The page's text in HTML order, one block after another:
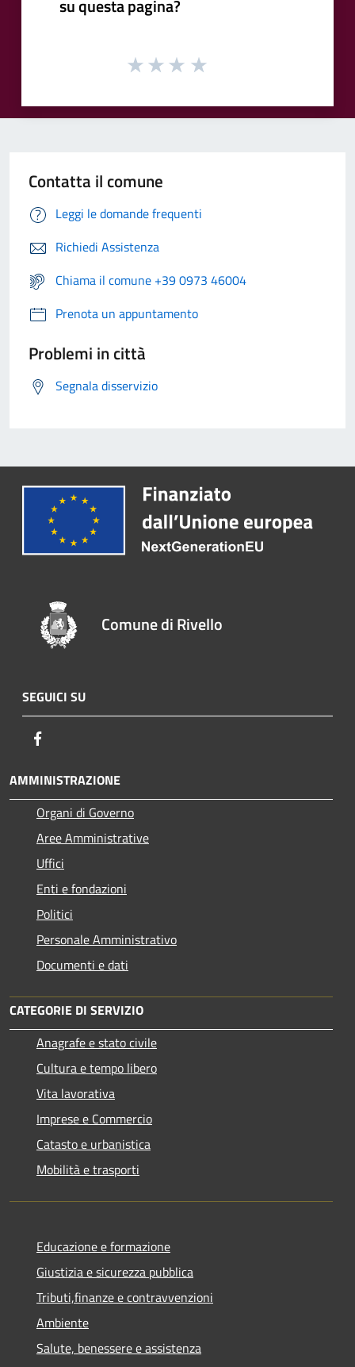
su questa pagina?
Contatta il comune
Leggi le domande frequenti
Richiedi Assistenza
Chiama il comune +39 0973 46004
Prenota un appuntamento
Problemi in città
Segnala disservizio
Comune di Rivello
SEGUICI SU
AMMINISTRAZIONE
Organi di Governo
Aree Amministrative
Uffici
Enti e fondazioni
Politici
Personale Amministrativo
Documenti e dati
CATEGORIE DI SERVIZIO
Anagrafe e stato civile
Cultura e tempo libero
Vita lavorativa
Imprese e Commercio
Catasto e urbanistica
Mobilità e trasporti
Educazione e formazione
Giustizia e sicurezza pubblica
Tributi,finanze e contravvenzioni
Ambiente
Salute, benessere e assistenza